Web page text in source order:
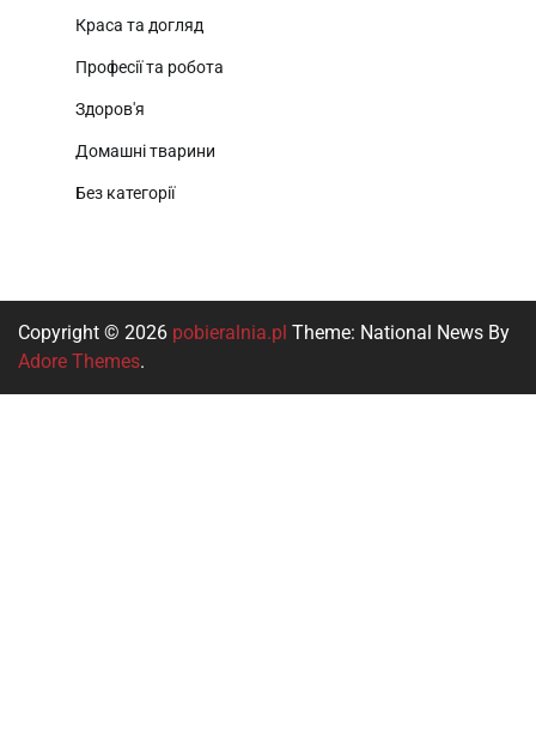
Краса та догляд
Професії та робота
Здоров'я
Домашні тварини
Без категорії
Copyright © 2026 pobieralnia.pl Theme: National News By
Adore Themes.